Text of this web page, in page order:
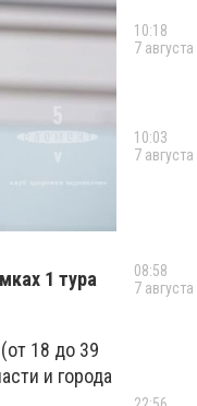
1 тура
18 до 39
и города
10:18
7 августа
10:03
7 августа
08:58
7 августа